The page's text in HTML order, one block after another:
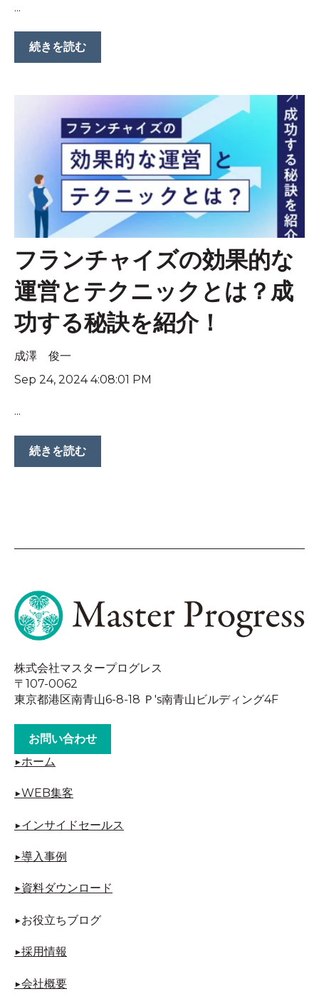
...
続きを読む
フランチャイズの効果的な
運営とテクニックとは？成
功する秘訣を紹介！
成澤 俊一
Sep 24, 2024 4:08:01 PM
...
続きを読む
株式会社マスタープログレス
〒107-0062
東京都港区南青山6-8-18 Ｐ's南青山ビルディング4F
お問い合わせ
▶︎ホーム
▶︎WEB集客
▶︎インサイドセールス
▶︎導入事例
▶︎資料ダウンロード
▶︎お役立ちブログ
▶︎採用情報
▶︎会社概要